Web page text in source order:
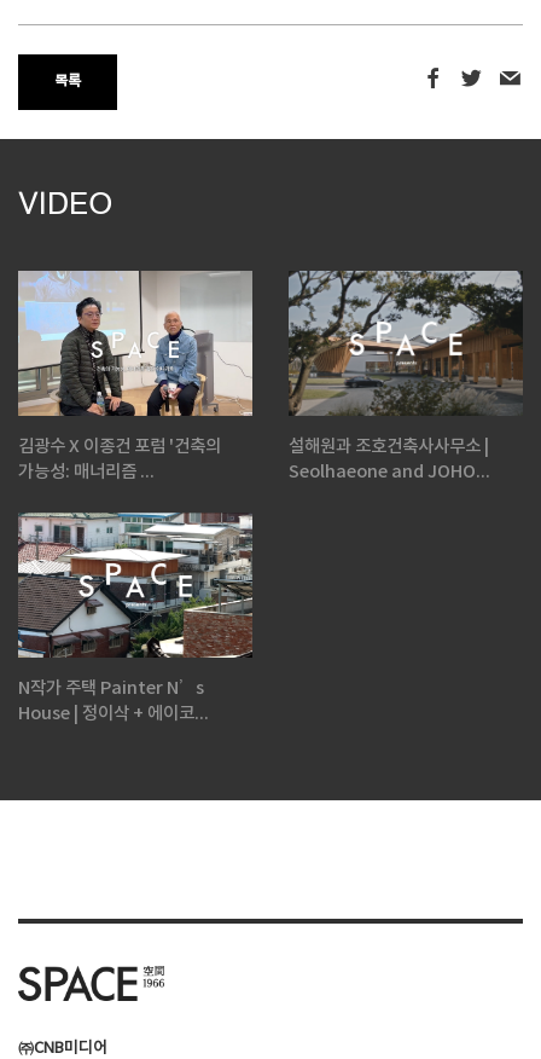
목록
VIDEO
김광수 X 이종건 포럼 '건축의
가능성: 매너리즘 ...
설해원과 조호건축사사무소 |
Seolhaeone and JOHO...
N작가 주택 Painter N’s
House | 정이삭 + 에이코...
㈜CNB미디어